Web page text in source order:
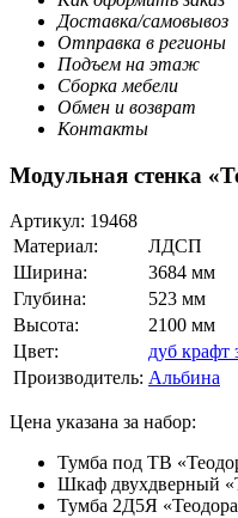
Доставка/самовывоз
Отправка в регионы
Подъем на этаж
Сборка мебели
Обмен и возврат
Контакты
Модульная стенка
Артикул: 19468
Материал:
ЛДСП
Ширина:
3684 мм
Глубина:
523 мм
Высота:
2100 мм
Цвет:
дуб крафт
Производитель: Альбина
Цена указана за набор:
Тумба под ТВ
Шкаф двухдверный
Тумба 2Д5Я